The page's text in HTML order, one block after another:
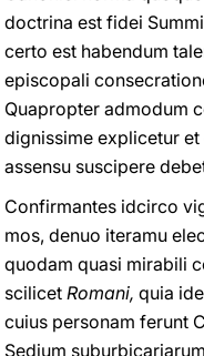
doctrina est fidei
certo est habendum
episcopali
Quapropter admodum
dignissime explicetur
assensu suscipere
Confirmantes idcirco
mos, denuo iteramu
quodam quasi mirabili
scilicet Romani, quia
cuius personam ferunt
Sedium